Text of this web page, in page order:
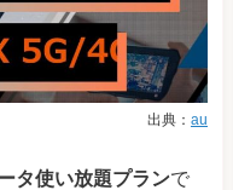
出典： au
タ使い放題プランで